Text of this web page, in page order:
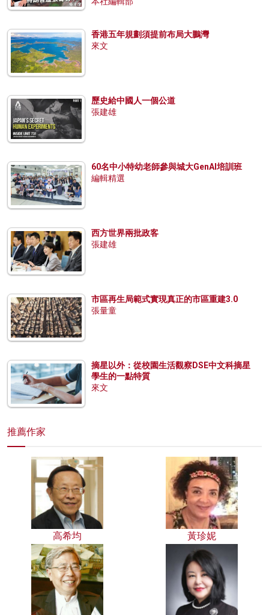
香港五年規劃須提前布局大鵬灣
來文
歷史給中國人一個公道
張建雄
60名中小特幼老師參與城大GenAI培訓班
編輯精選
西方世界兩批政客
張建雄
市區再生局範式實現真正的市區重建3.0
張量童
摘星以外：從校園生活觀察DSE中文科摘星
學生的一點特質
來文
推薦作家
高希均 黃珍妮